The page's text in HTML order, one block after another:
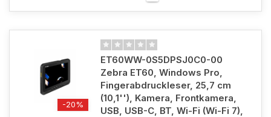
-20%
ET60WW-0S5DPSJ0C0-00
Zebra ET60, Windows Pro,
Fingerabdruckleser, 25,7 cm
(10,1''), Kamera, Frontkamera,
USB, USB-C, BT, Wi-Fi (Wi-Fi 7),